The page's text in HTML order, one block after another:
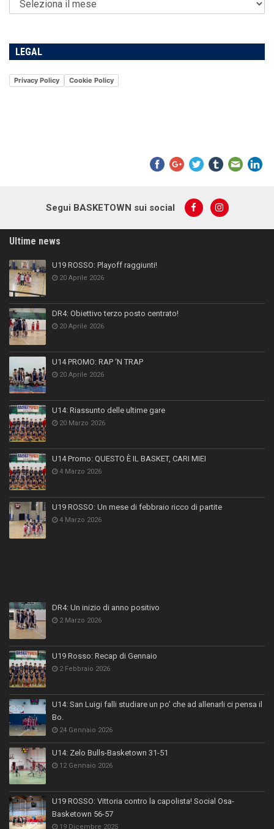
LEGAL
Privacy Policy Cookie Policy
Segui BASKETOWN sui social
Ultime news
U19 ROSSO: Playoff raggiunti!
20 Aprile 2026
DR4: Obiettivo terzo posto centrato!
20 Aprile 2026
U14 PROMO: RAP ‘N TRAP
20 Aprile 2026
U14: Riassunto delle ultime gare
20 Marzo 2026
U14 Promo: QUESTO È IL BASKET, CARI MIEI
4 Marzo 2026
U19 ROSSO: Un mese di febbraio ricco di partite
4 Marzo 2026
DR4: Un inizio di anno positivo
2 Marzo 2026
U19 Rosso: Recap di Gennaio
2 Febbraio 2026
U14: San Luigi falli studiare un po’ che ad allenarli ci pensa il
Bo.
24 Gennaio 2026
U14: Zelo Bulls-Basketown 31-51
12 Gennaio 2026
U19 ROSSO: Vittoria contro la capolista! Social Osa-
Basketown 56-57
19 Dicembre 2025